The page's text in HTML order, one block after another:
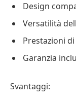
Design
Versatilità
Prestazioni
Garanzia
Svantaggi: